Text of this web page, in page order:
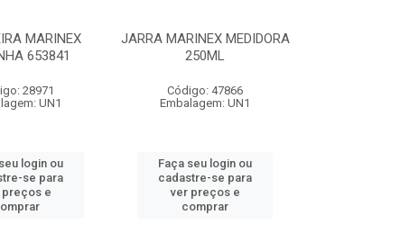
MARINEX
653841
28971
UN1
login ou
se para
preços e
JARRA MARINEX MEDIDORA
250ML
Código: 47866
Embalagem: UN1
Faça seu login ou
cadastre-se para
ver preços e
comprar